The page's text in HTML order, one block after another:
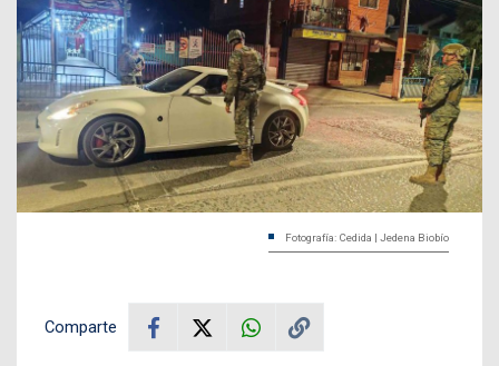
Fotografía: Cedida | Jedena Biobío
Comparte